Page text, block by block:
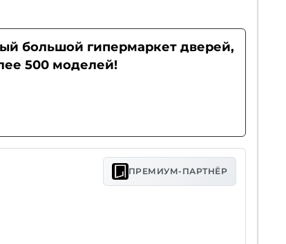
большой гипермаркет дверей,
500 моделей!
ПРЕМИУМ-ПАРТНЁР